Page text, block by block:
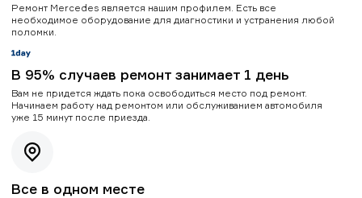
Ремонт Mercedes является нашим профилем. Есть все
необходимое оборудование для диагностики и устранения любой
поломки.
В 95% случаев ремонт занимает 1 день
Вам не придется ждать пока освободиться место под ремонт.
Начинаем работу над ремонтом или обслуживанием автомобиля
уже 15 минут после приезда.
Все в одном месте